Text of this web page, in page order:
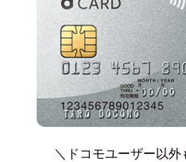
＼ドコモユーザー以外